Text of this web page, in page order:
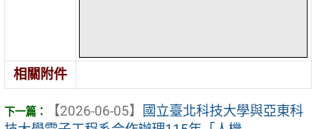
相關附件
【2026-06-05】
國立臺北科技大學與亞東科